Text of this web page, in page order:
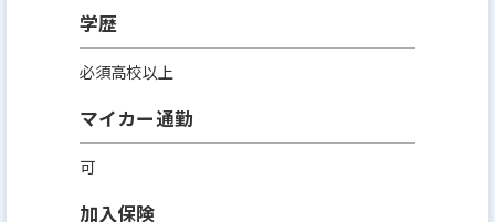
学歴
必須高校以上
マイカー通勤
可
加入保険